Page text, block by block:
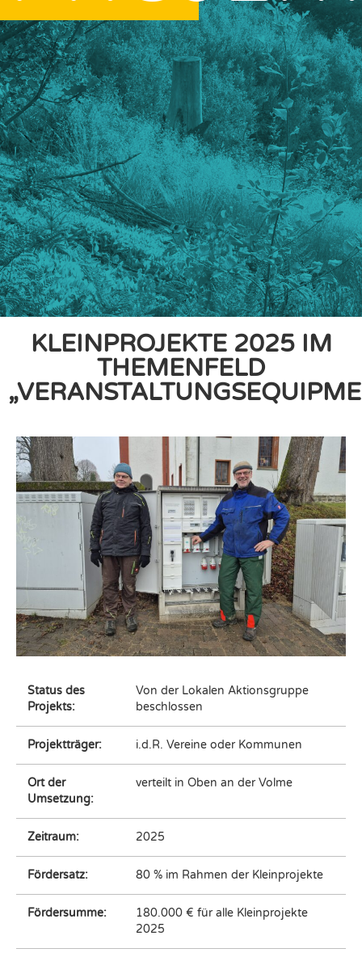
KLEINPROJEKTE 2025 IM
THEMENFELD
Status des
Projekts:
Von der Lokalen Aktionsgruppe
beschlossen
Projektträger: i.d.R. Vereine oder Kommunen
Ort der
Umsetzung:
verteilt in Oben an der Volme
Zeitraum: 2025
Fördersatz: 80 % im Rahmen der Kleinprojekte
Fördersumme:
180.000 € für alle Kleinprojekte
2025